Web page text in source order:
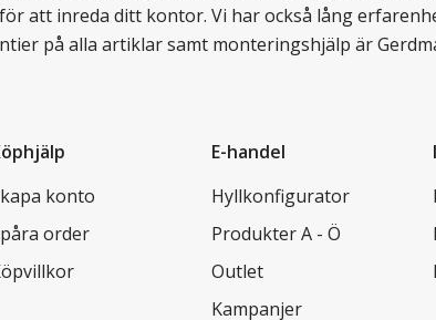
att inreda ditt kontor. Vi har också lång
på alla artiklar samt monteringshjälp är
konto
order
E-handel
Hyllkonfigurator
Produkter A - Ö
Outlet
Kampanjer